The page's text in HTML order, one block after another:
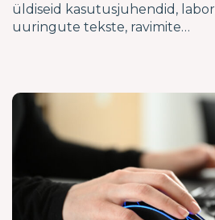
üldiseid kasutusjuhendid,
uuringute tekste, ravimite…